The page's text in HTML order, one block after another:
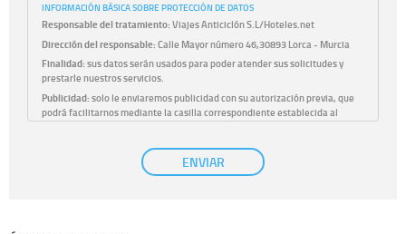
INFORMACIÓN BÁSICA SOBRE PROTECCIÓN DE DATOS
Responsable del tratamiento:Viajes Anticiclón S.L/Hoteles.net
Dirección del responsable:Calle Mayor número 46,30893 Lorca - Murcia
Finalidad:sus datos serán usados para poder atender sus solicitudes y
prestarle nuestros servicios.
Publicidad:solo le enviaremos publicidad con su autorización previa, que
podrá facilitarnos mediante la casilla correspondiente establecida al
únicamente trataremos sus datos con su consentimiento
previo, que podrá facilitarnos mediante la casilla correspondiente
ENVIAR